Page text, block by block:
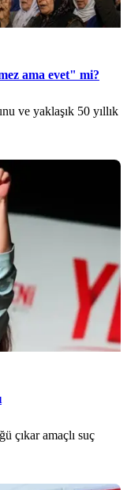
ama evet" mi?
ve yaklaşık 50 yıllık
çıkar amaçlı suç